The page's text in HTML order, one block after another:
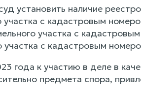
установить наличие
участка с кадастровым
участка с
участка с кадастровым
года к участию в деле в
предмета спора,